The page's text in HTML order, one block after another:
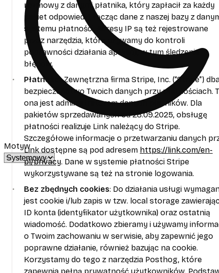
Motyw
rozmowy z danymi płatnika, który zapłacił za każdy
pakiet odpowiedzi, łącząc dane z naszej bazy z
systemu płatności. Adresy IP są też rejestrowane
przez narzędzia, które używamy do kontroli
poprawności działania aplikacji, w tym śledzenia
błędów.
Płatności: Zewnętrzna firma Stripe, Inc. (“Stripe”)
bezpieczeństwo Twoich danych przy płatnościach.
ona jest administratorem danych płatników. Dla
pakietów sprzedawanych od 28.09.2025, obsługę
płatności realizuje Link należący do Stripe.
Szczegółowe informacje o przetwarzaniu danych
Link dostępne są pod adresem https://link.com/en-
pl/privacy. Dane w systemie płatności Stripe
wykorzystywane są też na stronie logowania.
Bez zbędnych cookies: Do działania usługi
jest cookie i/lub zapis w tzw. local storage
ID konta (identyfikator użytkownika) oraz ostatnią
wiadomość. Dodatkowo zbieramy i używamy
o Twoim zachowaniu w serwisie, aby zapewnić jego
poprawne działanie, również bazując na cookie.
Korzystamy do tego z narzędzia Posthog, które